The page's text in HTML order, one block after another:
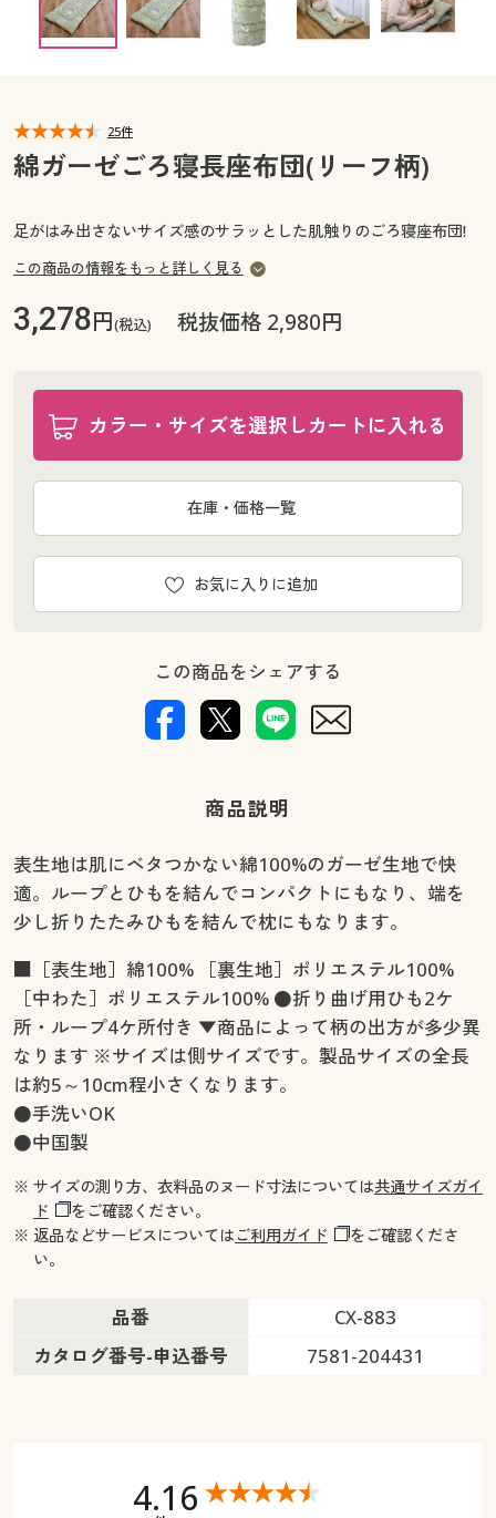
カタログ無料プレゼント
マイページ
お気に入り
サポート
よくある質問とお問い合わせ
会員メニュー
閲覧履歴
サポート
25件
綿ガーゼごろ寝長座布団(リーフ柄)
足がはみ出さないサイズ感のサラッとした肌触りのごろ寝座布団!
この商品の情報をもっと詳しく見る
3,278円(税込) 税抜価格 2,980円
カラー・サイズを選択しカートに入れる
お気に入りに追加
在庫・価格一覧
この商品をシェアする
商品説明
表生地は肌にベタつかない綿100%のガーゼ生地で快
適。ループとひもを結んでコンパクトにもなり、端を
少し折りたたみひもを結んで枕にもなります。
■［表生地］綿100% ［裏生地］ポリエステル100%
［中わた］ポリエステル100% ●折り曲げ用ひも2ケ
所・ループ4ケ所付き ▼商品によって柄の出方が多少異
なります ※サイズは側サイズです。製品サイズの全長
は約5～10cm程小さくなります。
●手洗いOK
●中国製
※ サイズの測り方、衣料品のヌード寸法については共通サイズガイ
ド
をご確認ください。
※ 返品などサービスについてはご利用ガイド
をご確認くださ
い。
品番
CX-883
カタログ番号-申込番号
7581-204431
4.16